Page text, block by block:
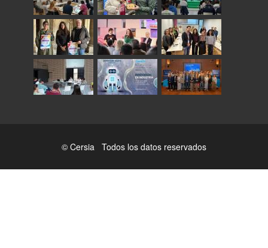
© Cersia Todos los datos reservados